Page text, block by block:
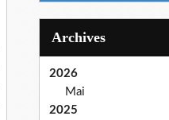
Archives
2026
Mai
2025